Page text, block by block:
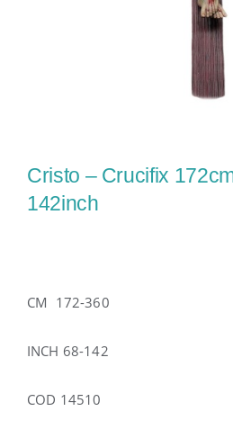
Cristo – Crucifix
142inch
CM 172-360
INCH 68-142
COD 14510